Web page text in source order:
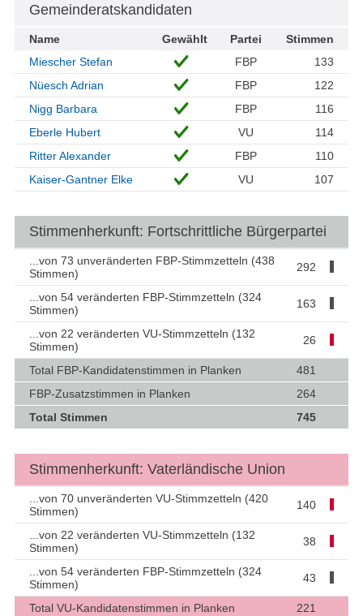
Gemeinderatskandidaten
Name Gewählt Partei
Stimmen
Miescher Stefan
FBP
133
Nüesch Adrian
FBP
122
Nigg Barbara
FBP
116
Eberle Hubert
VU
114
Ritter Alexander
FBP
110
Kaiser-Gantner Elke
VU 107
Stimmenherkunft: Fortschrittliche Bürgerpartei
...von 73 unveränderten FBP-Stimmzetteln (438
Stimmen)
292
...von 54 veränderten FBP-Stimmzetteln (324
Stimmen)
163
...von 22 veränderten VU-Stimmzetteln (132
Stimmen)
26
Total FBP-Kandidatenstimmen in Planken
481
FBP-Zusatzstimmen in Planken
264
Total Stimmen
745
Stimmenherkunft: Vaterländische Union
...von 70 unveränderten VU-Stimmzetteln (420
Stimmen)
140
...von 22 veränderten VU-Stimmzetteln (132
Stimmen)
38
...von 54 veränderten FBP-Stimmzetteln (324
Stimmen)
43
Total VU-Kandidatenstimmen in Planken 221